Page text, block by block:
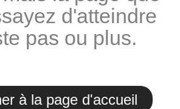
d'atteindre
pas ou plus.
à la page d'accueil